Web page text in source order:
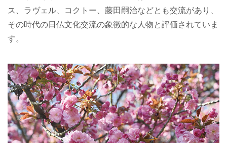
ス、ラヴェル、コクトー、藤田嗣治などとも交流があり、
その時代の日仏文化交流の象徴的な人物と評価されていま
す。